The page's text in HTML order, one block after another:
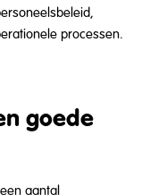
processen.
goede
aantal